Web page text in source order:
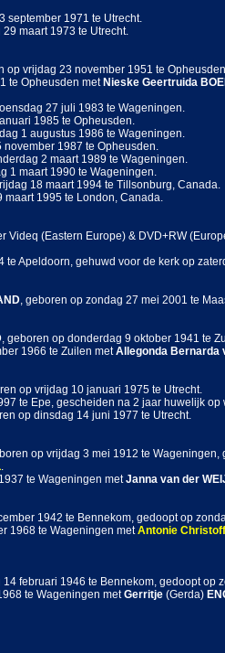
september 1971 te Utrecht.
maart 1973 te Utrecht.
op vrijdag 23 november 1951 te
te Opheusden met Nieske Geertruida
27 juli 1983 te Wageningen.
1985 te Opheusden.
1 augustus 1986 te Wageningen.
november 1987 te Opheusden.
2 maart 1989 te Wageningen.
1 maart 1990 te Wageningen.
18 maart 1994 te Tillsonburg, Canada.
maart 1995 te London, Canada.
Videq (Eastern Europe) & DVD+RW
Apeldoorn, gehuwd voor de kerk op
, geboren op zondag 27 mei 2001 te
, geboren op donderdag 9 oktober 1941 te
1966 te Zuilen metAllegonda Bernarda
op vrijdag 10 januari 1975 te Utrecht.
te Epe, gescheiden na 2 jaar huwelijk
op dinsdag 14 juni 1977 te Utrecht.
op vrijdag 3 mei 1912 te
.
te Wageningen metJanna van der
1942 te Bennekom, gedoopt op
1968 te Wageningen metAntonie
februari 1946 te Bennekom, gedoopt op
te Wageningen metGerritje (Gerda)